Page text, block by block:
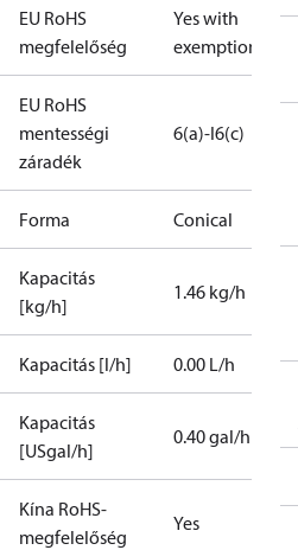
EU RoHS
megfelelőség
Yes with
exemptions
EU RoHS
mentességi
záradék
6(a)-I6(c)
Forma Conical
Kapacitás
[kg/h]
1.46 kg/h
Kapacitás [l/h] 0.00 L/h
Kapacitás
[USgal/h]
0.40 gal/h
Kína RoHS-
megfelelőség
Yes